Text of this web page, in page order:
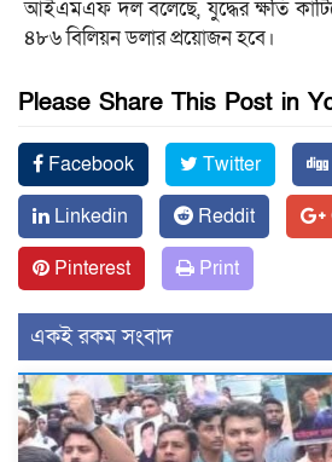
আইএমএফ দল বলেছে, যুদ্ধের ক্ষতি
৪৮৬ বিলিয়ন ডলার প্রয়োজন হবে।
Please Share This Post in
Facebook Twitter
Linkedin
Reddit
Pinterest
Print
একই রকম সংবাদ